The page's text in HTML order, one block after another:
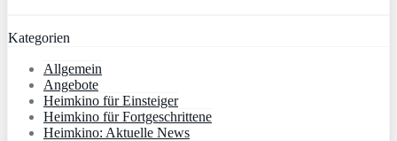
Kategorien
Allgemein
Angebote
Heimkino für Einsteiger
Heimkino für Fortgeschrittene
Heimkino: Aktuelle News